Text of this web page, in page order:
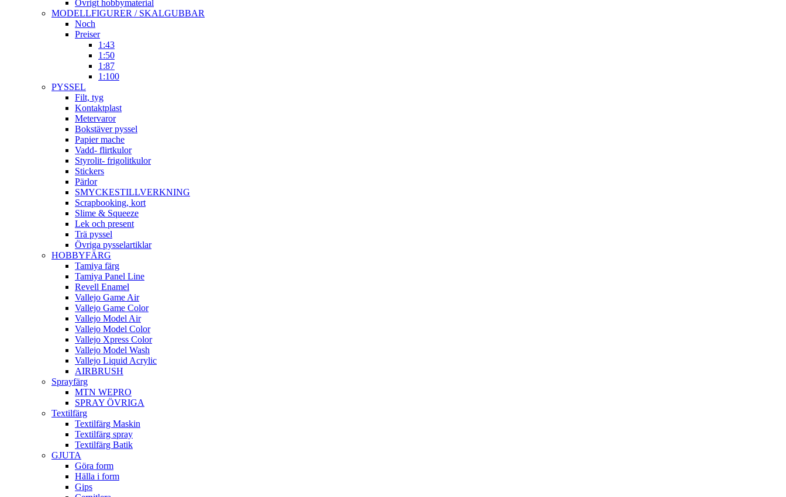
Övrigt hobbymaterial
MODELLFIGURER / SKALGUBBAR
Noch
Preiser
1:43
1:50
1:87
1:100
PYSSEL
Filt, tyg
Kontaktplast
Metervaror
Bokstäver pyssel
Papier mache
Vadd- flirtkulor
Styrolit- frigolitkulor
Stickers
Pärlor
SMYCKESTILLVERKNING
Scrapbooking, kort
Slime & Squeeze
Lek och present
Trä pyssel
Övriga pysselartiklar
HOBBYFÄRG
Tamiya färg
Tamiya Panel Line
Revell Enamel
Vallejo Game Air
Vallejo Game Color
Vallejo Model Air
Vallejo Model Color
Vallejo Xpress Color
Vallejo Model Wash
Vallejo Liquid Acrylic
AIRBRUSH
Sprayfärg
MTN WEPRO
SPRAY ÖVRIGA
Textilfärg
Textilfärg Maskin
Textilfärg spray
Textilfärg Batik
GJUTA
Göra form
Hälla i form
Gips